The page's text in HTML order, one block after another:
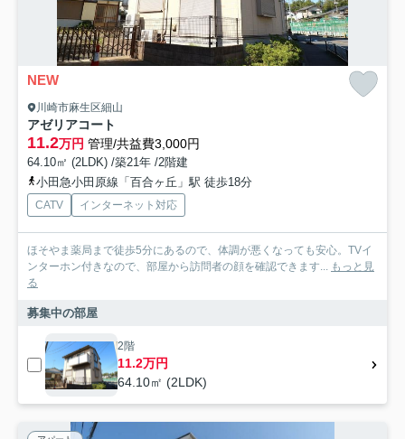
NEW
川崎市麻生区細山
アゼリアコート
11.2万円 管理/共益費3,000円
64.10㎡ (2LDK) /築21年 /2階建
小田急小田原線「百合ヶ丘」駅 徒歩18分
CATV インターネット対応
ほそやま薬局まで徒歩5分にあるので、体調が悪くなっても安心。TVイ
ンターホン付きなので、部屋から訪問者の顔を確認できます... もっと見
る
募集中の部屋
2階
11.2万円
64.10㎡ (2LDK)